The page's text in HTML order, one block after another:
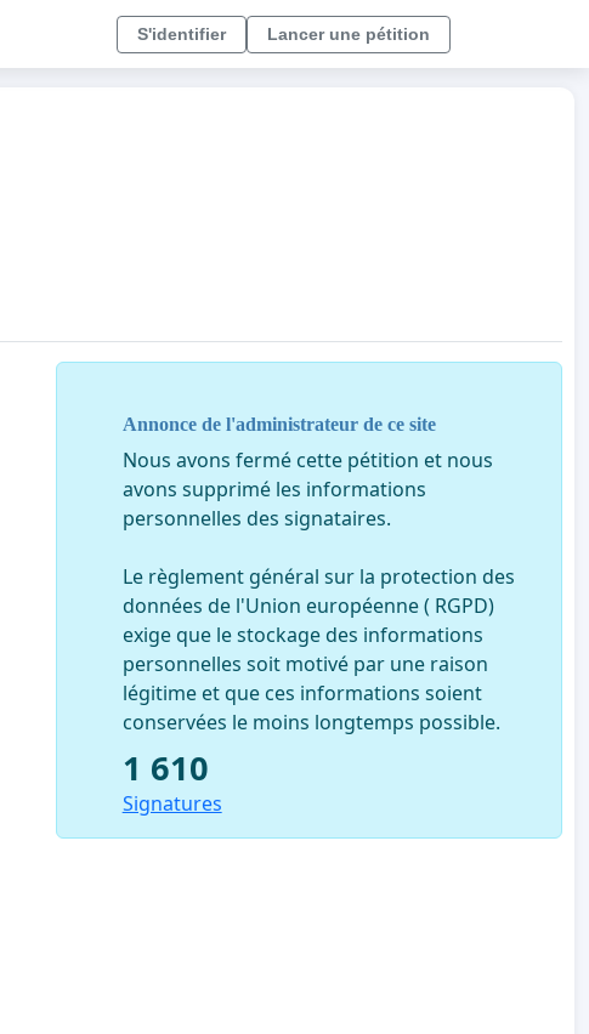
S'identifier Lancer une pétition
Annonce de l'administrateur de ce site
Nous avons fermé cette pétition et nous
avons supprimé les informations
personnelles des signataires.
Le règlement général sur la protection des
données de l'Union européenne ( RGPD)
exige que le stockage des informations
personnelles soit motivé par une raison
légitime et que ces informations soient
conservées le moins longtemps possible.
1 610
Signatures